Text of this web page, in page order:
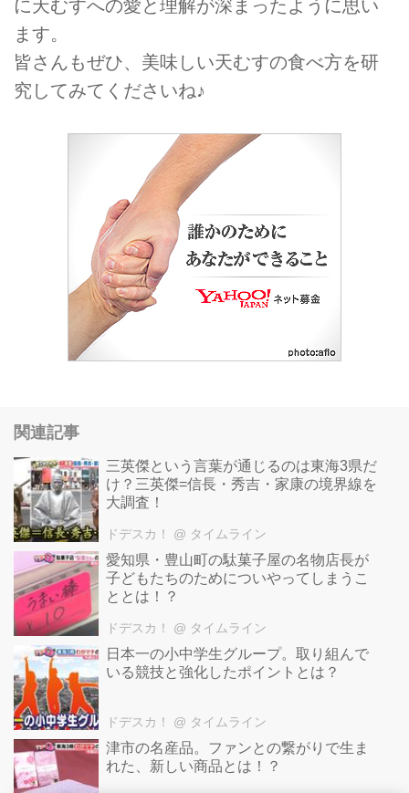
に天むすへの愛と理解が深まったように思い
ます。
皆さんもぜひ、美味しい天むすの食べ方を研
究してみてくださいね♪
関連記事
三英傑という言葉が通じるのは東海3県だ
け？三英傑=信長・秀吉・家康の境界線を
大調査！
ドデスカ！ @ タイムライン
愛知県・豊山町の駄菓子屋の名物店長が
子どもたちのためについやってしまうこ
ととは！？
ドデスカ！ @ タイムライン
日本一の小中学生グループ。取り組んで
いる競技と強化したポイントとは？
ドデスカ！ @ タイムライン
津市の名産品。ファンとの繋がりで生ま
れた、新しい商品とは！？